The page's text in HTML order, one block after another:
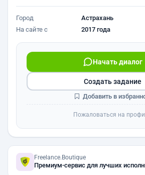
Город
Астрахань
На сайте с
2017 года
Начать диалог
Создать задание
Добавить в
Пожаловаться на
Freelance.Boutique
Премиум-сервис для лучших